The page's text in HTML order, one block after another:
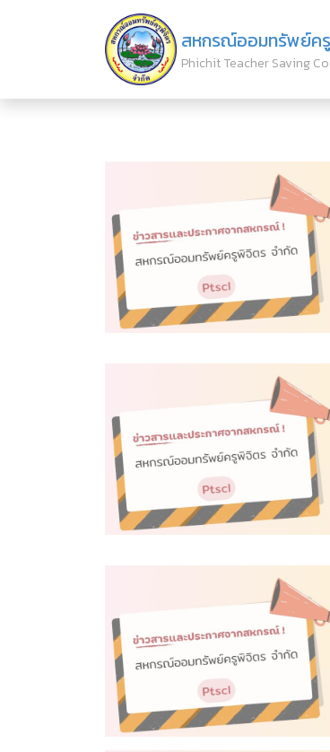
สหกรณ์ออมทรัพย์ค
Phichit Teacher Saving